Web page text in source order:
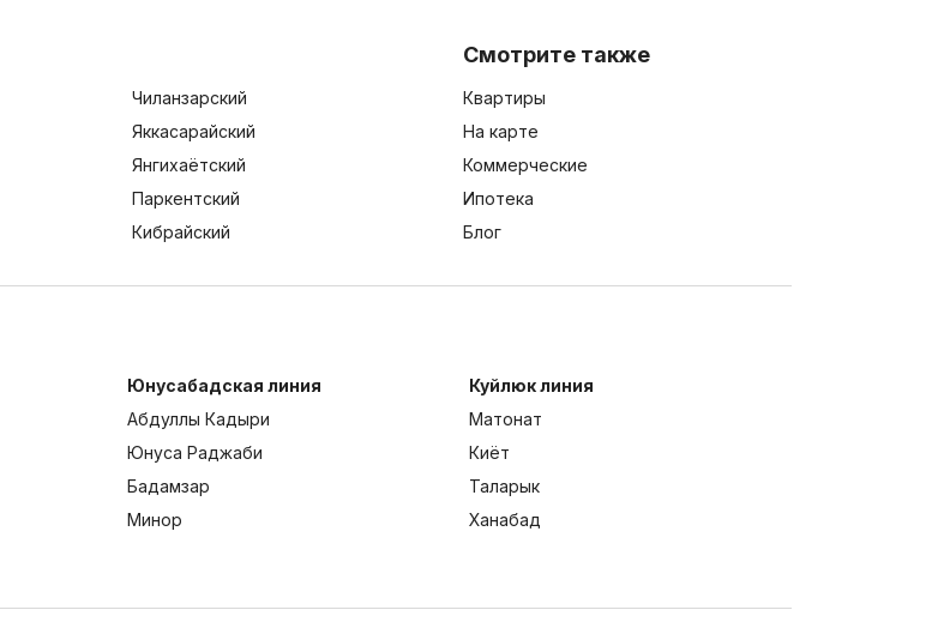
Чиланзарский
Яккасарайский
Янгихаётский
Паркентский
Кибрайский
Смотрите также
Квартиры
На карте
Коммерческие
Ипотека
Блог
Юнусабадская линия
Абдуллы Кадыри
Юнуса Раджаби
Бадамзар
Минор
Куйлюк линия
Матонат
Киёт
Таларык
Ханабад